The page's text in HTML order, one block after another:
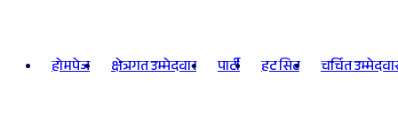
होमपेज क्षेत्रगत उम्मेदवार पार्टी हट सिट चर्चित